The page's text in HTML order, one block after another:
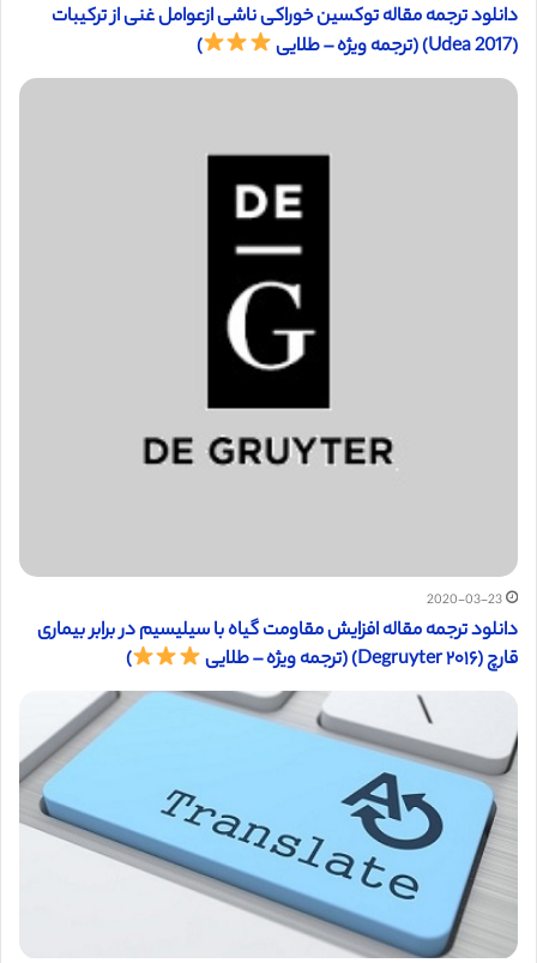
دانلود ترجمه مقاله توکسین خوراکی ناشی ازعوامل غنی از ترکیبات
(Udea 2017) (ترجمه ویژه – طلایی
)
2020-03-23
دانلود ترجمه مقاله افزایش مقاومت گیاه با سیلیسیم در برابر بیماری
قارچ (Degruyter ۲۰۱۶) (ترجمه ویژه – طلایی
)